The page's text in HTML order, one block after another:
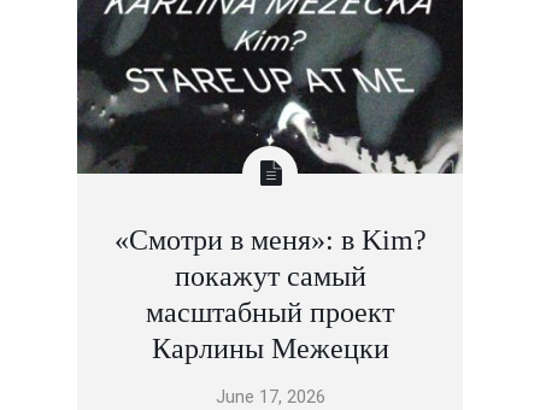
«Смотри в меня»: в Kim?
покажут самый
масштабный проект
Карлины Межецки
June 17, 2026